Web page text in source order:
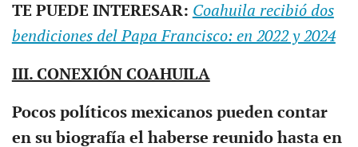
TE PUEDE INTERESAR: Coahuila recibió dos
bendiciones del Papa Francisco: en 2022 y 2024
III. CONEXIÓN COAHUILA
Pocos políticos mexicanos pueden contar
en su biografía el haberse reunido hasta en